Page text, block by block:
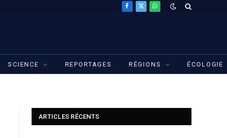
Facebook
X
WhatsApp
SCIENCE REPORTAGES RÉGIONS ÉCOLOGIE
ARTICLES RÉCENTS